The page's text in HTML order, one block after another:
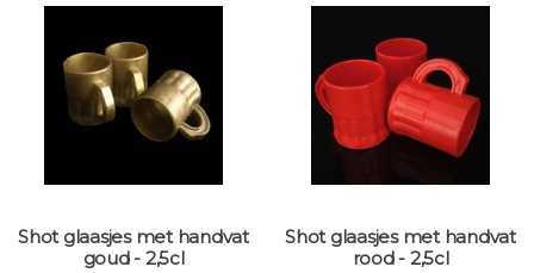
Shot glaasjes met handvat
goud - 2,5cl
Shot glaasjes met handvat
rood - 2,5cl